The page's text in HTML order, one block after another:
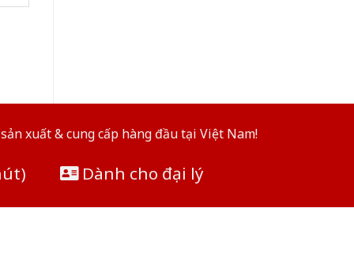
xuất & cung cấp hàng đầu tại Việt Nam!
Dành cho đại lý